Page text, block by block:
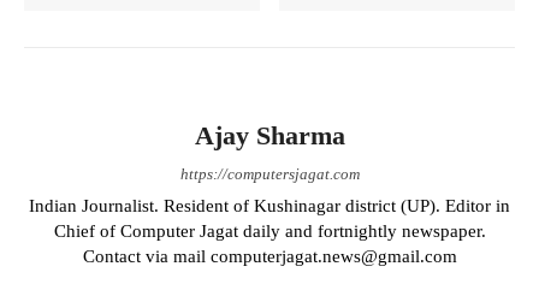
Ajay Sharma
https://computersjagat.com
Indian Journalist. Resident of Kushinagar district (UP). Editor in
Chief of Computer Jagat daily and fortnightly newspaper.
Contact via mail computerjagat.news@gmail.com